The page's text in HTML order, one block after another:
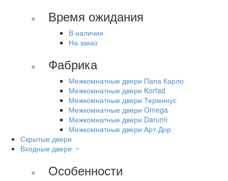
Время ожидания
В наличии
На заказ
Фабрика
Межкомнатные двери Папа Карло
Межкомнатные двери Korfad
Межкомнатные двери Терминус
Межкомнатные двери Omega
Межкомнатные двери Darumi
Межкомнатные двери Арт-Дор
Скрытые двери
Входные двери
Особенности